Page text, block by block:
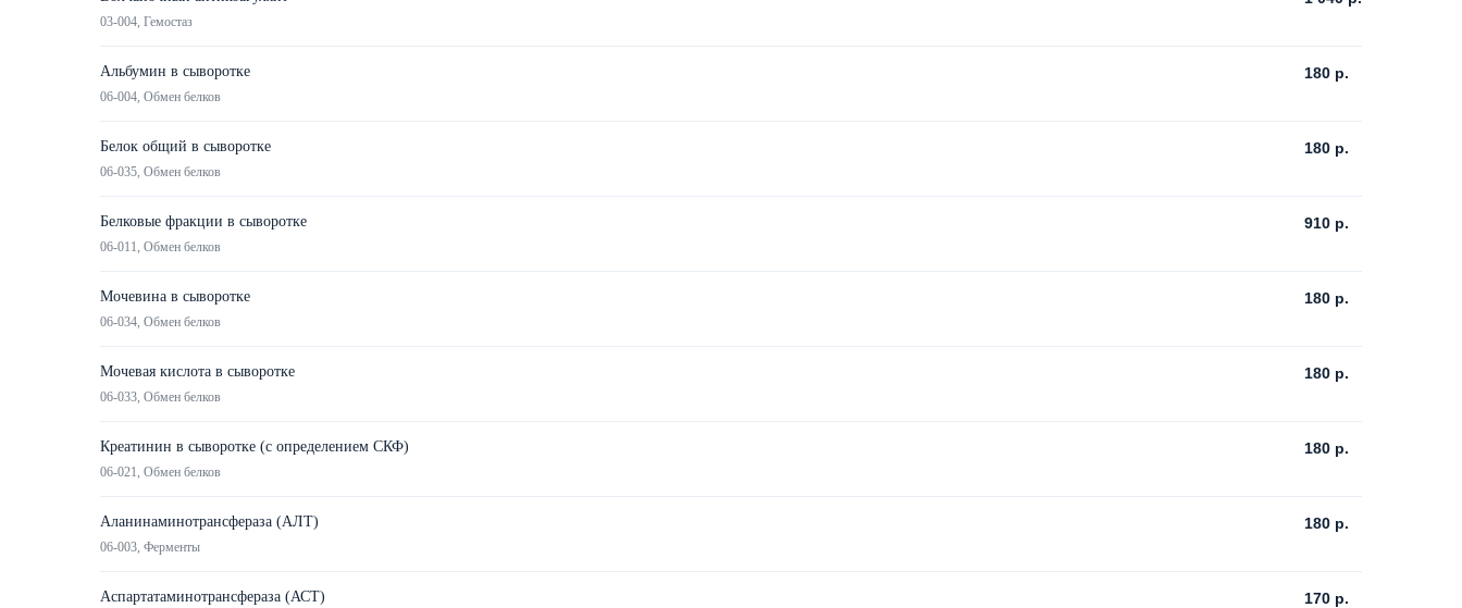
03-004, Гемостаз
Альбумин в сыворотке
06-004, Обмен белков
180 р.
Белок общий в сыворотке
06-035, Обмен белков
180 р.
Белковые фракции в сыворотке
06-011, Обмен белков
910 р.
Мочевина в сыворотке
06-034, Обмен белков
180 р.
Мочевая кислота в сыворотке
06-033, Обмен белков
180 р.
Креатинин в сыворотке (с определением СКФ)
06-021, Обмен белков
180 р.
Аланинаминотрансфераза (АЛТ)
06-003, Ферменты
180 р.
Аспартатаминотрансфераза (АСТ) 170 р.